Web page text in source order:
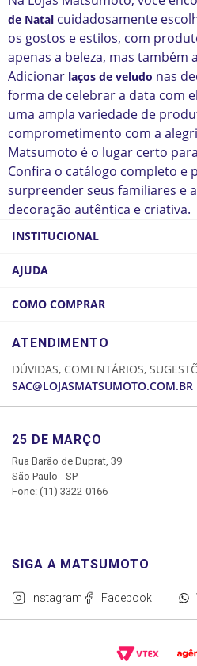
de Natal cuidadosamente
os gostos e estilos, com
apenas a beleza, mas também
Adicionar laços de veludo nas
forma de celebrar a data com
uma ampla variedade de
comprometimento com a
Matsumoto é o lugar certo
Confira o catálogo completo e
surpreender seus familiares e
decoração autêntica e criativa.
INSTITUCIONAL
ATACADO
COMO CHEGAR
AJUDA
COMO COMPRAR
CADASTRE-SE
MINHA CONTA
MEUS PEDIDOS
ATENDIMENTO
DÚVIDAS, COMENTÁRIOS,
SAC@LOJASMATSUMOTO.COM.BR
Instagram Facebook
25 DE MARÇO
Rua Barão de Duprat, 39
São Paulo - SP
Fone: (11) 3322-0166